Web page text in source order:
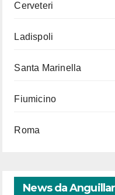
Cerveteri
Ladispoli
Santa Marinella
Fiumicino
Roma
News da